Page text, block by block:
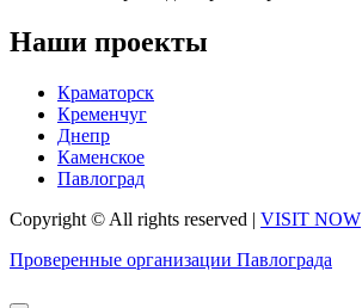
Наши проекты
Краматорск
Кременчуг
Днепр
Каменское
Павлоград
Copyright © All rights reserved | VISIT NOW
Проверенные организации Павлограда